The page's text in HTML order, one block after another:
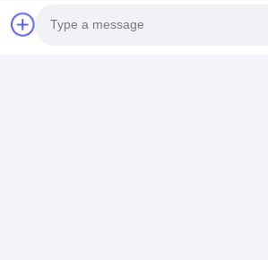
Hoogwaardige
aluminium folie tape.
Hitte- en